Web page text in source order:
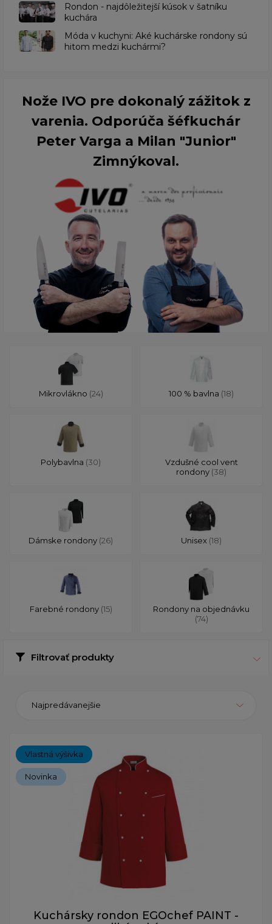
Rondon - najdôležitejší kúsok v šatníku
kuchára
​Móda v kuchyni: Aké kuchárske rondony sú
hitom medzi kuchármi?
Nože IVO pre dokonalý zážitok z
varenia. Odporúča šéfkuchár
Peter Varga a Milan "Junior"
Zimnýkoval.
Mikrovlákno (24) 100 % bavlna (18)
Polybavlna (30)
Vzdušné cool vent
rondony (38)
Dámske rondony (26) Unisex (18)
Farebné rondony (15)
Rondony na objednávku
(74)
Filtrovať produkty
Najpredávanejšie
Vlastná výšivka
Novinka
Kuchársky rondon EGOchef PAINT -